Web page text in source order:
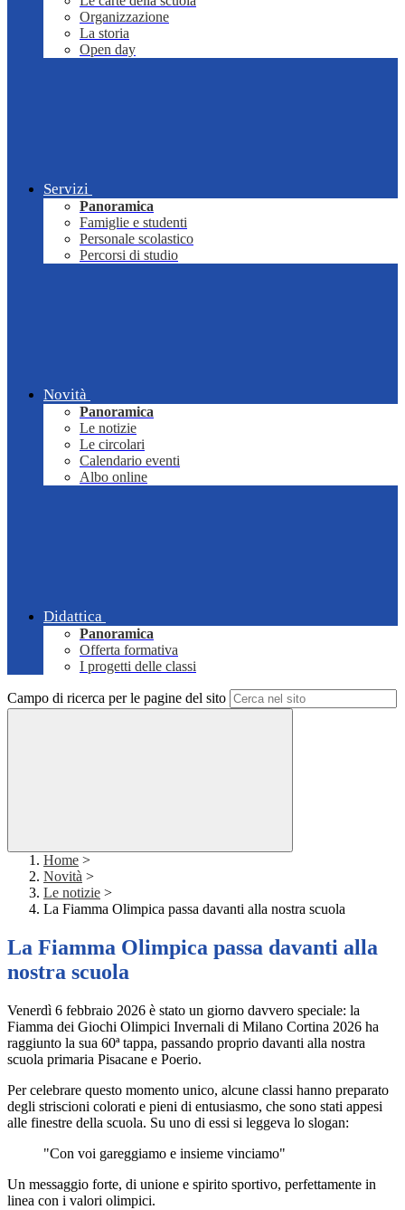
Organizzazione
La storia
Open day
Servizi
Panoramica
Famiglie e studenti
Personale scolastico
Percorsi di studio
Novità
Panoramica
Le notizie
Le circolari
Calendario eventi
Albo online
Didattica
Panoramica
Offerta formativa
I progetti delle classi
Campo di ricerca per le pagine del sito
Home >
Novità >
Le notizie >
La Fiamma Olimpica passa davanti alla nostra scuola
La Fiamma Olimpica passa davanti alla
nostra scuola
Venerdì 6 febbraio 2026 è stato un giorno davvero speciale: la
Fiamma dei Giochi Olimpici Invernali di Milano Cortina 2026 ha
raggiunto la sua 60ª tappa, passando proprio davanti alla nostra
scuola primaria Pisacane e Poerio.
Per celebrare questo momento unico, alcune classi hanno preparato
degli striscioni colorati e pieni di entusiasmo, che sono stati appesi
alle finestre della scuola. Su uno di essi si leggeva lo slogan:
"Con voi gareggiamo e insieme vinciamo"
Un messaggio forte, di unione e spirito sportivo, perfettamente in
linea con i valori olimpici.